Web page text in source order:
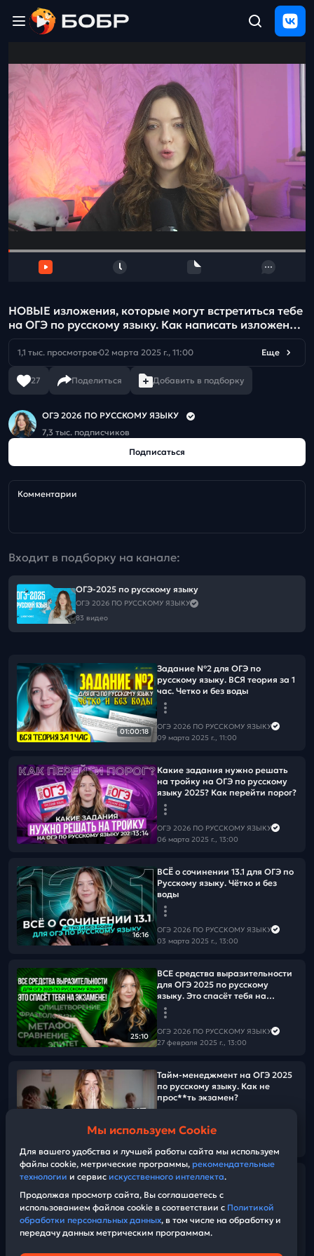
ЩЕЛЧОК
2026
Полезные
материалы
Проверка
сочинений
Тех
поддержка
и
НОВЫЕ изложения, которые могут встретиться тебе
на ОГЭ по русскому языку. Как написать изложение
на максимум?
1,1 тыс. просмотров 02 марта 2025 г., 11:00 Еще
27 Поделиться Добавить в подборку
ОГЭ 2026 ПО РУССКОМУ ЯЗЫКУ
7,3 тыс. подписчиков
Подписаться
Комментарии
Входит в подборку на канале:
ОГЭ-2025 по русскому языку
ОГЭ 2026 ПО РУССКОМУ ЯЗЫКУ
83 видео
01:00:18
Задание №2 для ОГЭ по
русскому языку. ВСЯ теория за 1
час. Четко и без воды
ОГЭ 2026 ПО РУССКОМУ ЯЗЫКУ
09 марта 2025 г., 11:00
13:14
Какие задания нужно решать
на тройку на ОГЭ по русскому
языку 2025? Как перейти порог?
ОГЭ 2026 ПО РУССКОМУ ЯЗЫКУ
06 марта 2025 г., 13:00
16:16
ВСЁ о сочинении 13.1 для ОГЭ по
Русскому языку. Чётко и без
воды
ОГЭ 2026 ПО РУССКОМУ ЯЗЫКУ
03 марта 2025 г., 13:00
25:10
ВСЕ средства выразительности
для ОГЭ 2025 по русскому
языку. Это спасёт тебя на
экзамене!
ОГЭ 2026 ПО РУССКОМУ ЯЗЫКУ
27 февраля 2025 г., 13:00
23:25
Тайм-менеджмент на ОГЭ 2025
по русскому языку. Как не
прос**ть экзамен?
ОГЭ 2026 ПО РУССКОМУ ЯЗЫКУ
02:47:04
БАНК ФИПИ ОБНОВИЛИ.
по русскому языку!
ОГЭ 2026 ПО РУССКОМУ ЯЗЫКУ
Мы используем Cookie
Для вашего удобства и лучшей работы сайта мы используем
файлы cookie, метрические программы, рекомендательные
технологии и сервис искусственного интеллекта.
Продолжая просмотр сайта, Вы соглашаетесь с
использованием файлов cookie в соответствии с Политикой
обработки персональных данных, в том числе на обработку и
передачу данных метрическим программам.